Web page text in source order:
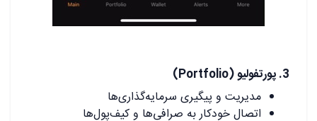
3. پورتفولیو (Portfolio)
مدیریت و پیگیری سرمایه‌گذاری‌ها
اتصال خودکار به صرافی‌ها و کیف‌پول‌ها